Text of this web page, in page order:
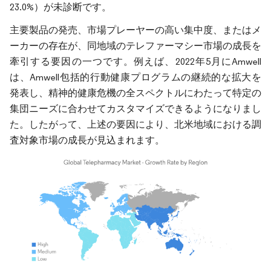
23.0%）が未診断です。
主要製品の発売、市場プレーヤーの高い集中度、またはメ
ーカーの存在が、同地域のテレファーマシー市場の成長を
牽引する要因の一つです。例えば、2022年5月にAmwell
は、Amwell包括的行動健康プログラムの継続的な拡大を
発表し、精神的健康危機の全スペクトルにわたって特定の
集団ニーズに合わせてカスタマイズできるようになりまし
た。したがって、上述の要因により、北米地域における調
査対象市場の成長が見込まれます。